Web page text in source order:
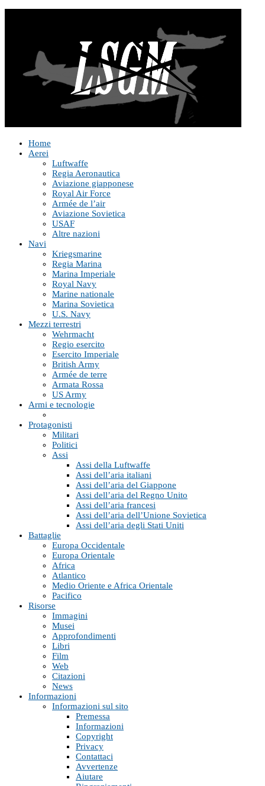
Home
Aerei
Luftwaffe
Regia Aeronautica
Aviazione giapponese
Royal Air Force
Armée de l’air
Aviazione Sovietica
USAF
Altre nazioni
Navi
Kriegsmarine
Regia Marina
Marina Imperiale
Royal Navy
Marine nationale
Marina Sovietica
U.S. Navy
Mezzi terrestri
Wehrmacht
Regio esercito
Esercito Imperiale
British Army
Armée de terre
Armata Rossa
US Army
Armi e tecnologie
Protagonisti
Militari
Politici
Assi
Assi della Luftwaffe
Assi dell’aria italiani
Assi dell’aria del Giappone
Assi dell’aria del Regno Unito
Assi dell’aria francesi
Assi dell’aria dell’Unione Sovietica
Assi dell’aria degli Stati Uniti
Battaglie
Europa Occidentale
Europa Orientale
Africa
Atlantico
Medio Oriente e Africa Orientale
Pacifico
Risorse
Immagini
Musei
Approfondimenti
Libri
Film
Web
Citazioni
News
Informazioni
Informazioni sul sito
Premessa
Informazioni
Copyright
Privacy
Contattaci
Avvertenze
Aiutare